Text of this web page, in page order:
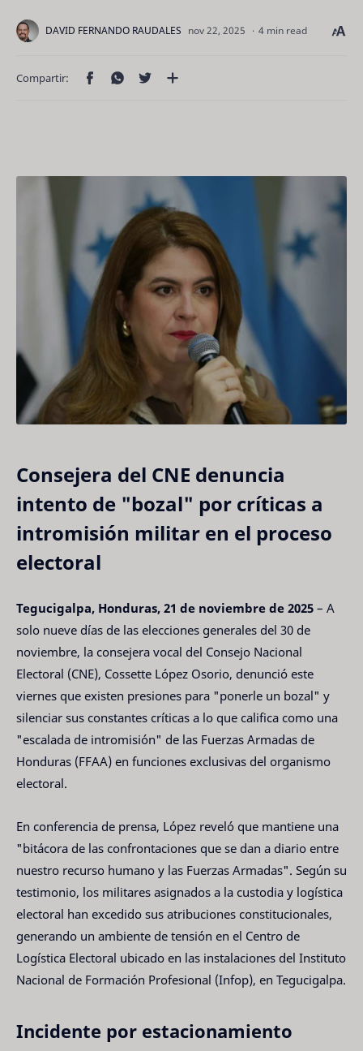
4 min read
Consejera del CNE denuncia
intento de "bozal" por críticas a
intromisión militar en el proceso
electoral
Tegucigalpa, Honduras, 21 de noviembre de 2025 – A
solo nueve días de las elecciones generales del 30 de
noviembre, la consejera vocal del Consejo Nacional
Electoral (CNE), Cossette López Osorio, denunció este
viernes que existen presiones para "ponerle un bozal" y
silenciar sus constantes críticas a lo que califica como una
"escalada de intromisión" de las Fuerzas Armadas de
Honduras (FFAA) en funciones exclusivas del organismo
electoral.
En conferencia de prensa, López reveló que mantiene una
"bitácora de las confrontaciones que se dan a diario entre
nuestro recurso humano y las Fuerzas Armadas". Según su
testimonio, los militares asignados a la custodia y logística
electoral han excedido sus atribuciones constitucionales,
generando un ambiente de tensión en el Centro de
Logística Electoral ubicado en las instalaciones del Instituto
Nacional de Formación Profesional (Infop), en Tegucigalpa.
Incidente por estacionamiento